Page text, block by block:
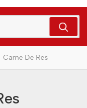
Carne De Res